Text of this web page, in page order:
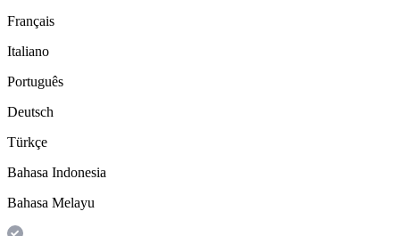
Français
Italiano
Português
Deutsch
Türkçe
Bahasa Indonesia
Bahasa Melayu